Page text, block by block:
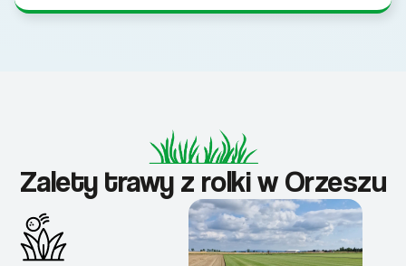
Zalety trawy z rolki w Orzeszu